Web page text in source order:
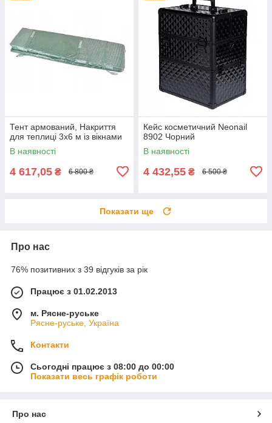
Тент армований, Накриття
для теплиці 3x6 м із вікнами
В наявності
4 617,05 ₴ 6 800 ₴
Кейс косметичний Neonail
8902 Чорний
В наявності
4 432,55 ₴ 6 500 ₴
Показати ще
Про нас
76% позитивних з 39 відгуків за рік
Працює з 01.02.2013
м. Рясне-руське
Рясне-руське, Україна
Контакти
Сьогодні працює з 08:00 до 00:00
Показати весь графік роботи
Про нас